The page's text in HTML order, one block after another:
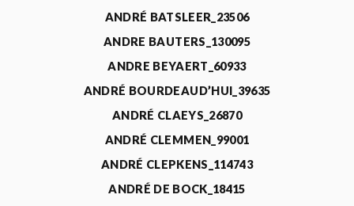
ANDRÉ BATSLEER_23506
ANDRE BAUTERS_130095
ANDRE BEYAERT_60933
ANDRÉ BOURDEAUD’HUI_39635
ANDRÉ CLAEYS_26870
ANDRÉ CLEMMEN_99001
ANDRÉ CLEPKENS_114743
ANDRÉ DE BOCK_18415